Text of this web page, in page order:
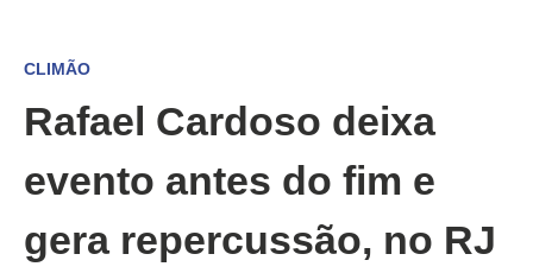
CLIMÃO
Rafael Cardoso deixa
evento antes do fim e
gera repercussão, no RJ